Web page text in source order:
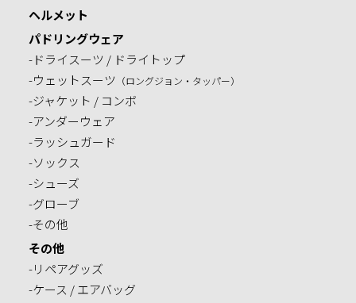
ヘルメット
パドリングウェア
-ドライスーツ / ドライトップ
-ウェットスーツ （ロングジョン・タッパー）
-ジャケット / コンボ
-アンダーウェア
-ラッシュガード
-ソックス
-シューズ
-グローブ
-その他
その他
-リペアグッズ
-ケース / エアバッグ